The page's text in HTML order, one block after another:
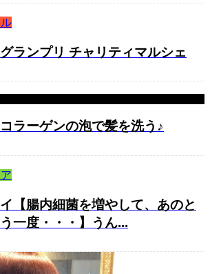
ランプリ チャリティマルシェ
ラーゲンの泡で髪を洗う♪
【腸内細菌を増やして、あのと
一度・・・】うん...